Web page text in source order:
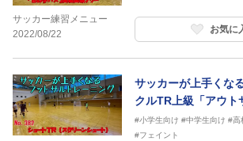
サッカー練習メニュー
2022/08/22
お気に
サッカーが上手くな
クルTR上級「アウト
#小学生向け #中学生向け #高
#フェイント